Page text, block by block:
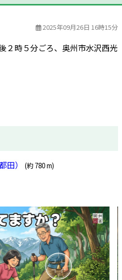
2025年09月26日 16時15分
２時５分ごろ、奥州市水沢西光
田） (約 780 m)